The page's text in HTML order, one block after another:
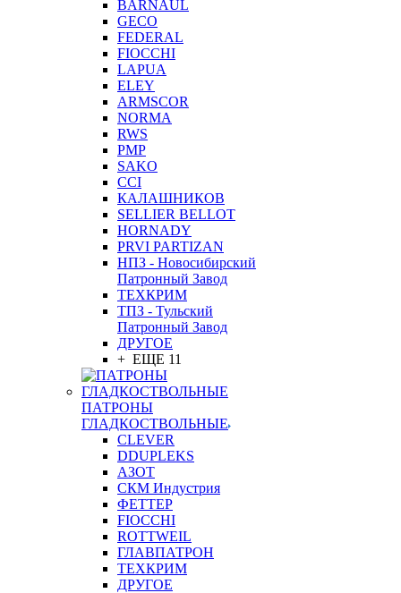
BARNAUL
GEСO
FEDERAL
FIOCCHI
LAPUA
ELEY
ARMSCOR
NORMA
RWS
PMP
SAKO
CCI
КАЛАШНИКОВ
SELLIER BELLOT
HORNADY
PRVI PARTIZAN
НПЗ - Новосибирский
Патронный Завод
ТЕХКРИМ
ТПЗ - Тульский
Патронный Завод
ДРУГОЕ
+ ЕЩЕ 11
ПАТРОНЫ
ГЛАДКОСТВОЛЬНЫЕ
CLEVER
DDUPLEKS
АЗОТ
СКМ Индустрия
ФЕТТЕР
FIOCCHI
ROTTWEIL
ГЛАВПАТРОН
ТЕХКРИМ
ДРУГОЕ